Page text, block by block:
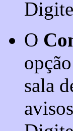
O
sala